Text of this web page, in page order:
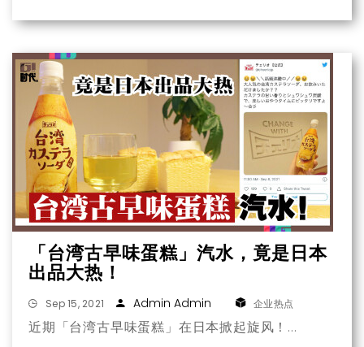
「台湾古早味蛋糕」汽水，竟是日本
出品大热！
Sep 15, 2021 Admin Admin 企业热点
近期「台湾古早味蛋糕」在日本掀起旋风！